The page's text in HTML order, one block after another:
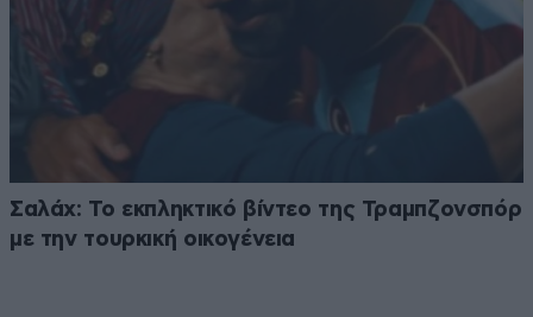
Σαλάχ: Το εκπληκτικό βίντεο της Τραμπζονσπόρ
με την τουρκική οικογένεια